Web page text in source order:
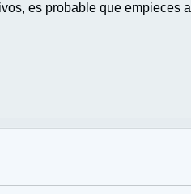
es probable que empieces